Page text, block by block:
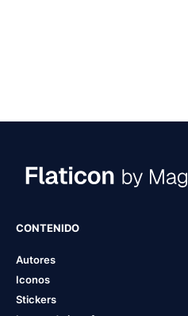
CONTENIDO
Autores
Iconos
Stickers